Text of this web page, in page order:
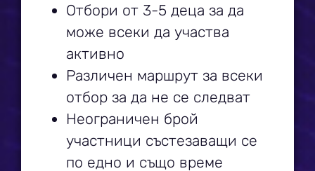
Отбори от 3-5 деца за да
може всеки да участва
активно
Различен маршрут за всеки
отбор за да не се следват
Неограничен брой
участници състезаващи се
по едно и също време